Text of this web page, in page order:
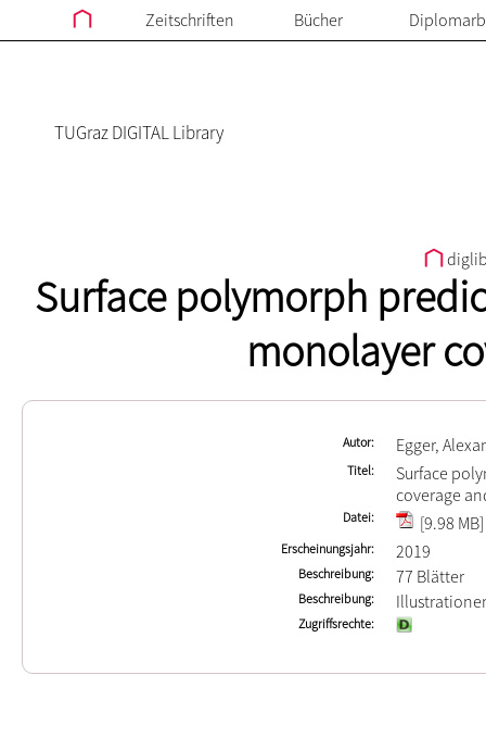
Zeitschriften Bücher
TUGraz DIGITAL Library
Surface polymorph
monolayer
Autor Egger,
Titel
Surface
coverage
Datei [9.98 MB]
Erscheinungsjahr 2019
Beschreibung 77 Blätter
Beschreibung
Zugriffsrechte